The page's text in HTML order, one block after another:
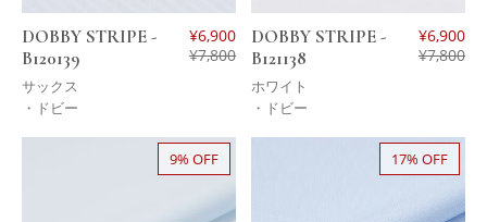
DOBBY STRIPE -
B120139
サックス
¥6,900
¥7,800
・ドビー
DOBBY STRIPE -
B121138
ホワイト
¥6,900
¥7,800
・ドビー
9% OFF 17% OFF